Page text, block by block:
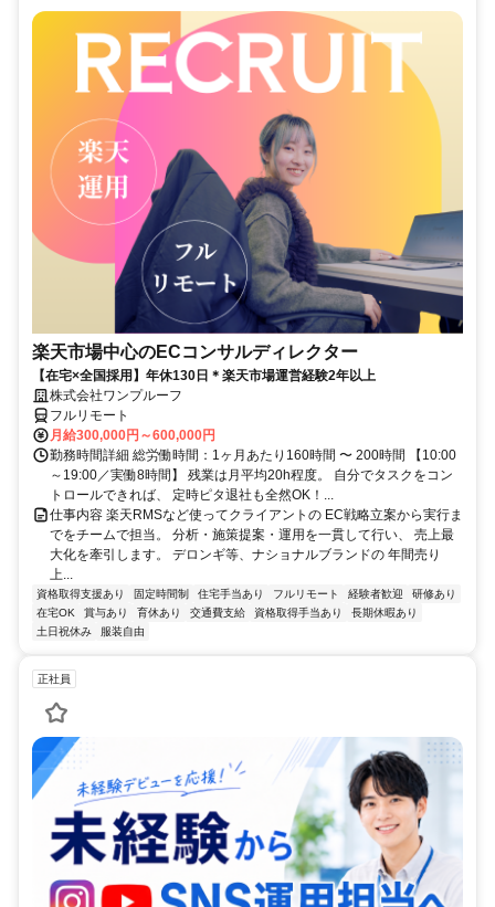
楽天市場中心のECコンサルディレクター
【在宅×全国採用】年休130日＊楽天市場運営経験2年以上
株式会社ワンプルーフ
フルリモート
月給300,000円～600,000円
勤務時間詳細 総労働時間：1ヶ月あたり160時間 〜 200時間 【10:00
～19:00／実働8時間】 残業は月平均20h程度。 自分でタスクをコン
トロールできれば、 定時ピタ退社も全然OK！...
仕事内容 楽天RMSなど使ってクライアントの EC戦略立案から実行ま
でをチームで担当。 分析・施策提案・運用を一貫して行い、 売上最
大化を牽引します。 デロンギ等、ナショナルブランドの 年間売り
上...
資格取得支援あり 固定時間制 住宅手当あり フルリモート 経験者歓迎
研修あり
在宅OK
賞与あり 育休あり 交通費支給 資格取得手当あり
長期休暇あり
土日祝休み
服装自由
正社員